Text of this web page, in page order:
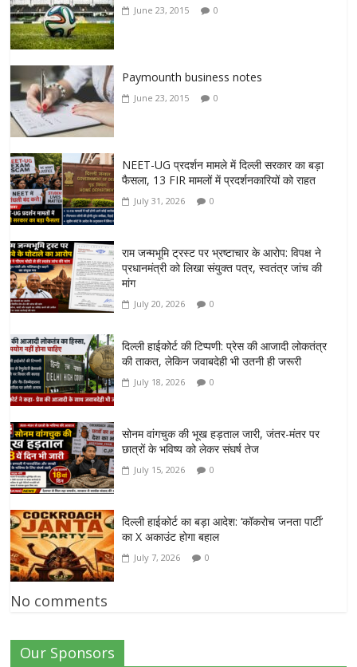
June 23, 2015 0
Paymounth business notes
June 23, 2015 0
NEET-UG प्रदर्शन मामले में दिल्ली सरकार का बड़ा
फैसला, 13 FIR मामलों में प्रदर्शनकारियों को राहत
July 31, 2026 0
राम जन्मभूमि ट्रस्ट पर भ्रष्टाचार के आरोप: विपक्ष ने
प्रधानमंत्री को लिखा संयुक्त पत्र, स्वतंत्र जांच की
मांग
July 20, 2026 0
दिल्ली हाईकोर्ट की टिप्पणी: प्रेस की आजादी लोकतंत्र
की ताकत, लेकिन जवाबदेही भी उतनी ही जरूरी
July 18, 2026 0
सोनम वांगचुक की भूख हड़ताल जारी, जंतर-मंतर पर
छात्रों के भविष्य को लेकर संघर्ष तेज
July 15, 2026 0
दिल्ली हाईकोर्ट का बड़ा आदेश: ‘कॉकरोच जनता पार्टी’
का X अकाउंट होगा बहाल
July 7, 2026 0
No comments
Our Sponsors